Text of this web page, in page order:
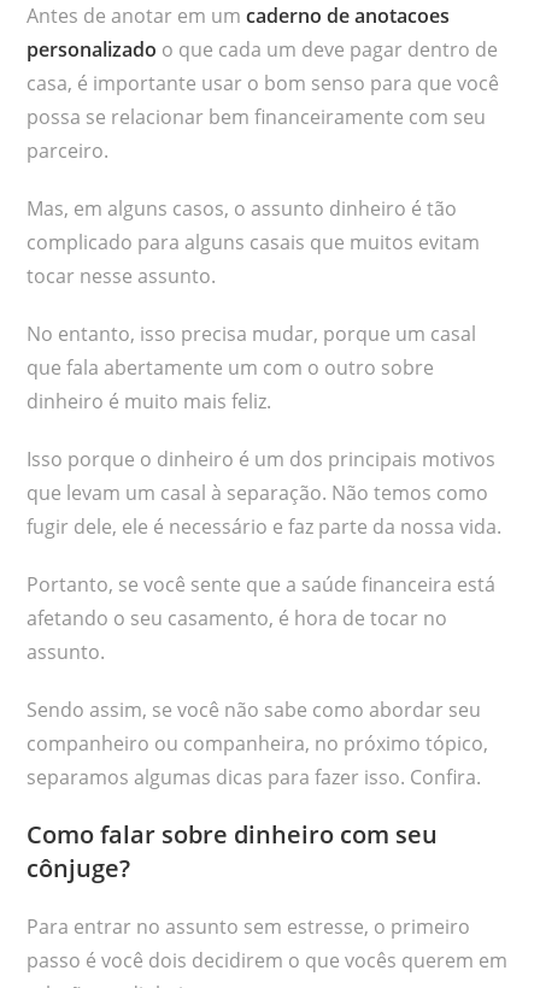
Antes de anotar em um caderno de anotacoes
personalizado o que cada um deve pagar dentro de
casa, é importante usar o bom senso para que você
possa se relacionar bem financeiramente com seu
parceiro.
Mas, em alguns casos, o assunto dinheiro é tão
complicado para alguns casais que muitos evitam
tocar nesse assunto.
No entanto, isso precisa mudar, porque um casal
que fala abertamente um com o outro sobre
dinheiro é muito mais feliz.
Isso porque o dinheiro é um dos principais motivos
que levam um casal à separação. Não temos como
fugir dele, ele é necessário e faz parte da nossa vida.
Portanto, se você sente que a saúde financeira está
afetando o seu casamento, é hora de tocar no
assunto.
Sendo assim, se você não sabe como abordar seu
companheiro ou companheira, no próximo tópico,
separamos algumas dicas para fazer isso. Confira.
Como falar sobre dinheiro com seu
cônjuge?
Para entrar no assunto sem estresse, o primeiro
passo é você dois decidirem o que vocês querem em